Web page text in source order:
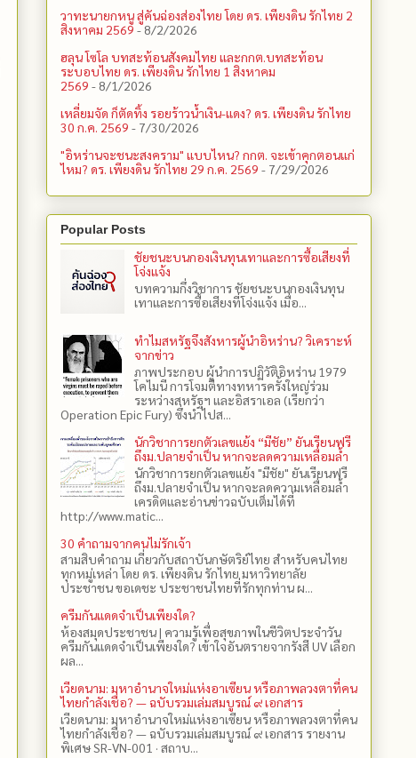
วาทะนายกหนู สู่คันฉ่องส่องไทย โดย ดร. เพียงดิน รักไทย 2
สิงหาคม 2569 - 8/2/2026
ฮลุน โซโล บทสะท้อนสังคมไทย และกกต.​บทสะท้อน
ระบอบไทย ดร. เพียงดิน รักไทย 1 สิงหาคม
2569 - 8/1/2026
เหลี่ยมจัด ก็ตัดทิ้ง รอยร้าวน้ำเงิน-แดง? ดร. เพียงดิน รักไทย
30 ก.ค. 2569 - 7/30/2026
"อิหร่านจะชนะสงคราม" แบบไหน? กกต. จะเข้าคุกตอนแก่
ไหม? ดร. เพียงดิน รักไทย 29 ก.ค. 2569 - 7/29/2026
Popular Posts
ชัยชนะบนกองเงินทุนเทาและการซื้อเสียงที่
โจ่งแจ้ง
บทความกึ่งวิชาการ ชัยชนะบนกองเงินทุน
เทาและการซื้อเสียงที่โจ่งแจ้ง เมื่อ...
ทำไมสหรัฐจึงสังหารผู้นำอิหร่าน? วิเคราะห์
จากข่าว
ภาพประกอบ ผู้นำการปฏิวัติอิหร่าน 1979
โคไมนี การโจมตีทางทหารครั้งใหญ่ร่วม
ระหว่างสหรัฐฯ และอิสราเอล (เรียกว่า
Operation Epic Fury) ซึ่งนำไปส...
นักวิชาการยกตัวเลขแย้ง “มีชัย” ยันเรียนฟรี
ถึงม.ปลายจำเป็น หากจะลดความเหลื่อมล้ำ
นักวิชาการยกตัวเลขแย้ง "มีชัย" ยันเรียนฟรี
ถึงม.ปลายจำเป็น หากจะลดความเหลื่อมล้ำ
เครดิตและอ่านข่าวฉบับเต็มได้ที่
http://www.matic...
30 คำถามจากคนไม่รักเจ้า
สามสิบคำถาม เกี่ยวกับสถาบันกษัตริย์ไทย สำหรับคนไทย
ทุกหมู่เหล่า โดย ดร.​ เพียงดิน รักไทย มหาวิทยาลัย
ประชาชน ขอเดชะ ประชาชนไทยที่รักทุกท่าน ผ...
ครีมกันแดดจำเป็นเพียงใด?
ห้องสมุดประชาชน | ความรู้เพื่อสุขภาพในชีวิตประจำวัน
ครีมกันแดดจำเป็นเพียงใด? เข้าใจอันตรายจากรังสี UV เลือก
ผล...
เวียดนาม: มหาอำนาจใหม่แห่งอาเซียน หรือภาพลวงตาที่คน
ไทยกำลังเชื่อ? — ฉบับรวมเล่มสมบูรณ์ ๙ เอกสาร
เวียดนาม: มหาอำนาจใหม่แห่งอาเซียน หรือภาพลวงตาที่คน
ไทยกำลังเชื่อ? — ฉบับรวมเล่มสมบูรณ์ ๙ เอกสาร รายงาน
พิเศษ SR-VN-001 · สถาบ...